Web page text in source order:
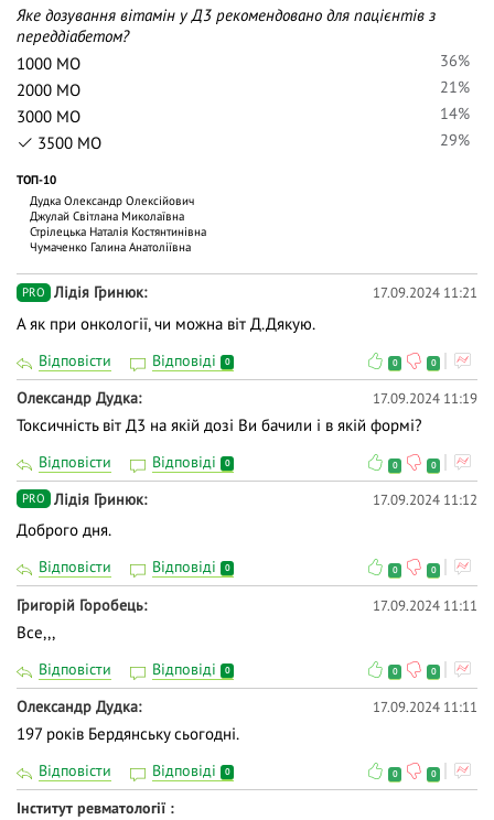
Яке дозування вітамін у Д3 рекомендовано для пацієнтів з
переддіабетом?
1000 МО
36%
2000 МО
21%
3000 МО
14%
3500 МО
29%
ТОП-10
Дудка Олександр Олексійович
Джулай Світлана Миколаївна
Стрілецька Наталія Костянтинівна
Чумаченко Галина Анатоліївна
PRO Лідія Гринюк 17.09.2024 11:21
А як при онкології, чи можна віт Д.Дякую.
Відповісти Відповіді 0 0 0
Олександр Дудка 17.09.2024 11:19
Токсичність віт Д3 на якій дозі Ви бачили і в якій формі?
Відповісти Відповіді 0 0 0
PRO Лідія Гринюк 17.09.2024 11:12
Доброго дня.
Відповісти Відповіді 0 0 0
Григорій Горобець 17.09.2024 11:11
Все,,,
Відповісти Відповіді 0 0 0
Олександр Дудка 17.09.2024 11:11
197 років Бердянську сьогодні.
Відповісти Відповіді 0 0 0
Інститут ревматології